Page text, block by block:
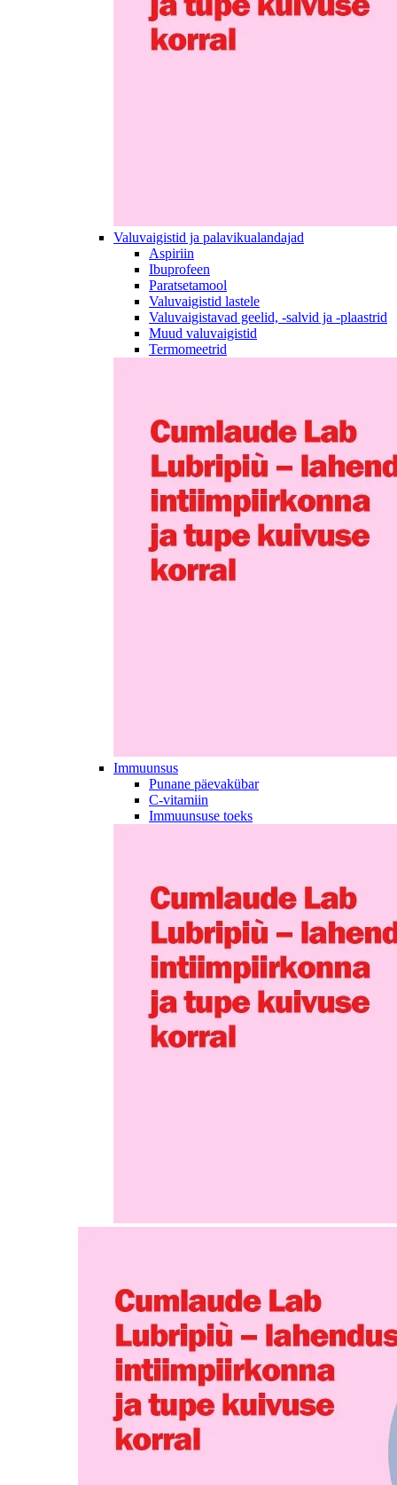
Valuvaigistid ja palavikualandajad
Aspiriin
Ibuprofeen
Paratsetamool
Valuvaigistid lastele
Valuvaigistavad geelid, -salvid ja -plaastrid
Muud valuvaigistid
Termomeetrid
Immuunsus
Punane päevakübar
C-vitamiin
Immuunsuse toeks